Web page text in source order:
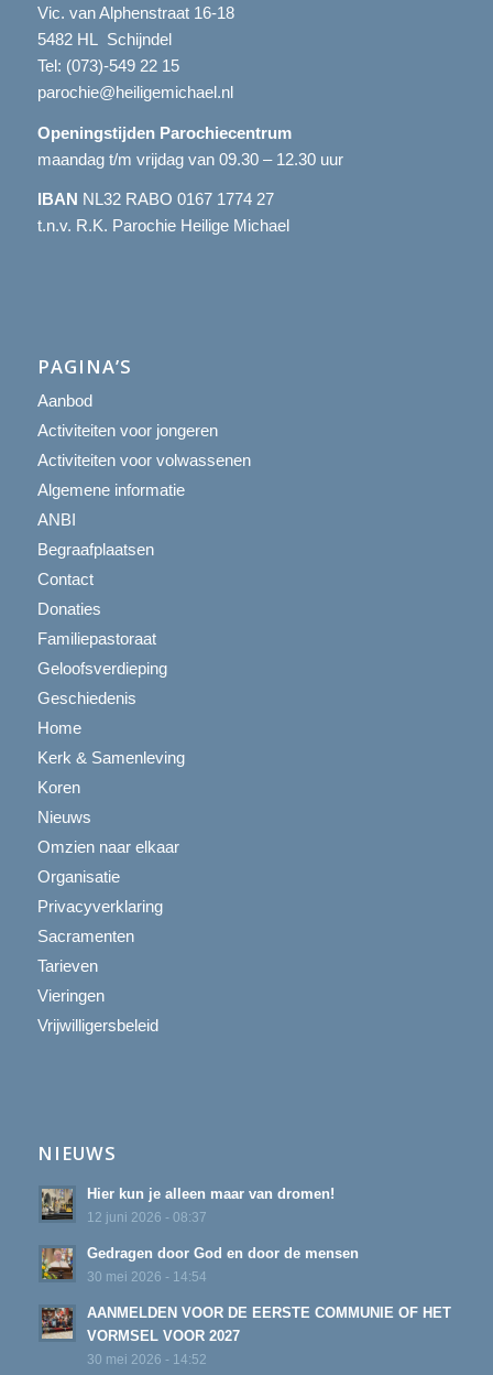
Vic. van Alphenstraat 16-18
5482 HL Schijndel
Tel: (073)-549 22 15
parochie@heiligemichael.nl
Openingstijden Parochiecentrum
maandag t/m vrijdag van 09.30 – 12.30 uur
IBAN NL32 RABO 0167 1774 27
t.n.v. R.K. Parochie Heilige Michael
PAGINA’S
Aanbod
Activiteiten voor jongeren
Activiteiten voor volwassenen
Algemene informatie
ANBI
Begraafplaatsen
Contact
Donaties
Familiepastoraat
Geloofsverdieping
Geschiedenis
Home
Kerk & Samenleving
Koren
Nieuws
Omzien naar elkaar
Organisatie
Privacyverklaring
Sacramenten
Tarieven
Vieringen
Vrijwilligersbeleid
NIEUWS
Hier kun je alleen maar van dromen!
12 juni 2026 - 08:37
Gedragen door God en door de mensen
30 mei 2026 - 14:54
AANMELDEN VOOR DE EERSTE COMMUNIE OF HET
VORMSEL VOOR 2027
30 mei 2026 - 14:52